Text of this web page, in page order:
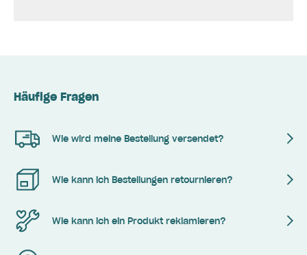
Häufige Fragen
Wie wird meine Bestellung versendet?
Wie kann ich Bestellungen retournieren?
Wie kann ich ein Produkt reklamieren?